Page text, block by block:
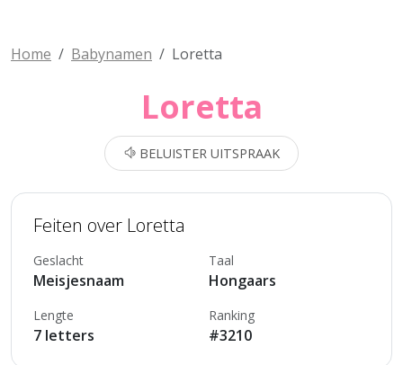
Home Babynamen Loretta
Loretta
BELUISTER UITSPRAAK
Feiten over Loretta
Geslacht
Meisjesnaam
Taal
Hongaars
Lengte
7 letters
Ranking
#3210